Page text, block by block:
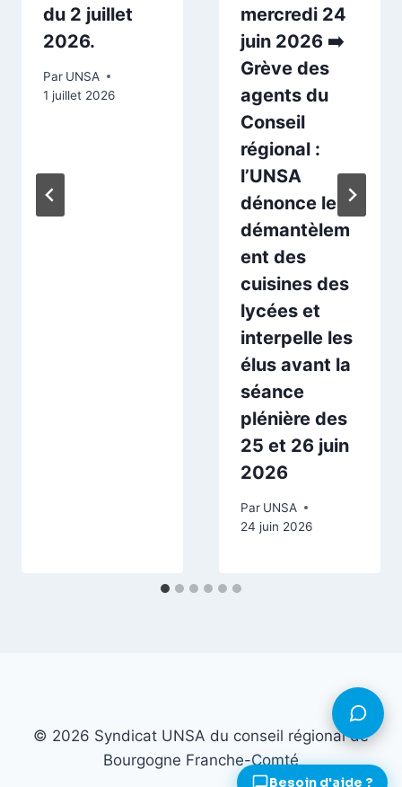
du 2 juillet
2026.
Par UNSA
1 juillet 2026
mercredi 24
juin 2026 ➡️
Grève des
agents du
Conseil
régional :
l’UNSA
dénonce le
démantèlem
ent des
cuisines des
lycées et
interpelle les
élus avant la
séance
plénière des
25 et 26 juin
2026
Par UNSA
24 juin 2026
© 2026 Syndicat UNSA du conseil régional de
Bourgogne Franche-Comté